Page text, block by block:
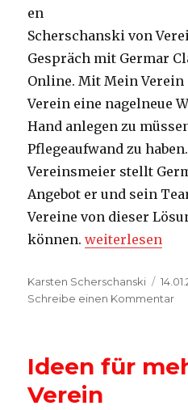
en
Scherschanski von
Gespräch mit Germar
Online. Mit Mein
Verein eine nagelneue
Hand anlegen zu
Pflegeaufwand zu
Vereinsmeier stellt
Angebot er und sein
Vereine von dieser
können.weiterlesen
Autor
Karsten Scherschanski
am
Schreibe einen Kommentarzu
Ideen für
Verein